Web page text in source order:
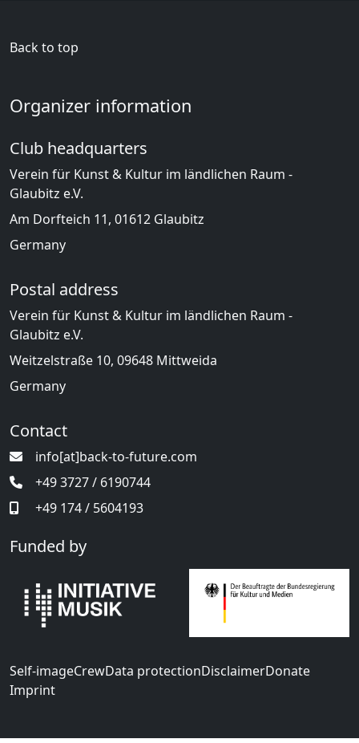
Back to top
Organizer information
Club headquarters
Verein für Kunst & Kultur im ländlichen Raum -
Glaubitz e.V.
Am Dorfteich 11, 01612 Glaubitz
Germany
Postal address
Verein für Kunst & Kultur im ländlichen Raum -
Glaubitz e.V.
Weitzelstraße 10, 09648 Mittweida
Germany
Contact
info[at]back-to-future.com
+49 3727 / 6190744
+49 174 / 5604193
Funded by
Self-imageCrewData protectionDisclaimerDonate
Imprint